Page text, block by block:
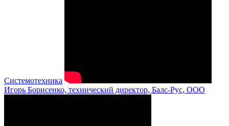
Системотехника
Игорь Борисенко, технический директор, Балс-Рус, ООО